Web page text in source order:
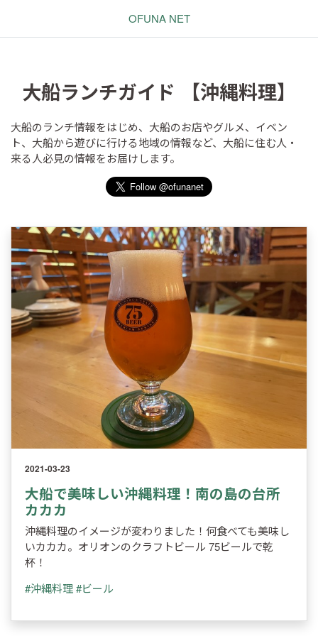
OFUNA NET
大船ランチガイド 【沖縄料理】
大船のランチ情報をはじめ、大船のお店やグルメ、イベン
ト、大船から遊びに行ける地域の情報など、大船に住む人・
来る人必見の情報をお届けします。
2021-03-23
大船で美味しい沖縄料理！南の島の台所
カカカ
沖縄料理のイメージが変わりました！何食べても美味し
いカカカ。オリオンのクラフトビール 75ビールで乾
杯！
#沖縄料理 #ビール